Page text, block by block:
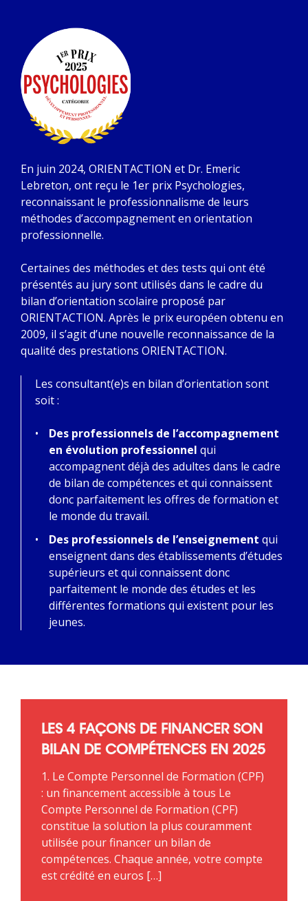
En juin 2024, ORIENTACTION et Dr. Emeric
Lebreton, ont reçu le 1er prix Psychologies,
reconnaissant le professionnalisme de leurs
méthodes d’accompagnement en orientation
professionnelle.
Certaines des méthodes et des tests qui ont été
présentés au jury sont utilisés dans le cadre du
bilan d’orientation scolaire proposé par
ORIENTACTION. Après le prix européen obtenu en
2009, il s’agit d’une nouvelle reconnaissance de la
qualité des prestations ORIENTACTION.
Les consultant(e)s en bilan d’orientation sont
soit :
Des professionnels de l’accompagnement
en évolution professionnel qui
accompagnent déjà des adultes dans le cadre
de bilan de compétences et qui connaissent
donc parfaitement les offres de formation et
le monde du travail.
Des professionnels de l’enseignement qui
enseignent dans des établissements d’études
supérieurs et qui connaissent donc
parfaitement le monde des études et les
différentes formations qui existent pour les
jeunes.
LES 4 FAÇONS DE FINANCER SON
BILAN DE COMPÉTENCES EN 2025
1. Le Compte Personnel de Formation (CPF)
: un financement accessible à tous Le
Compte Personnel de Formation (CPF)
constitue la solution la plus couramment
utilisée pour financer un bilan de
compétences. Chaque année, votre compte
est crédité en euros […]